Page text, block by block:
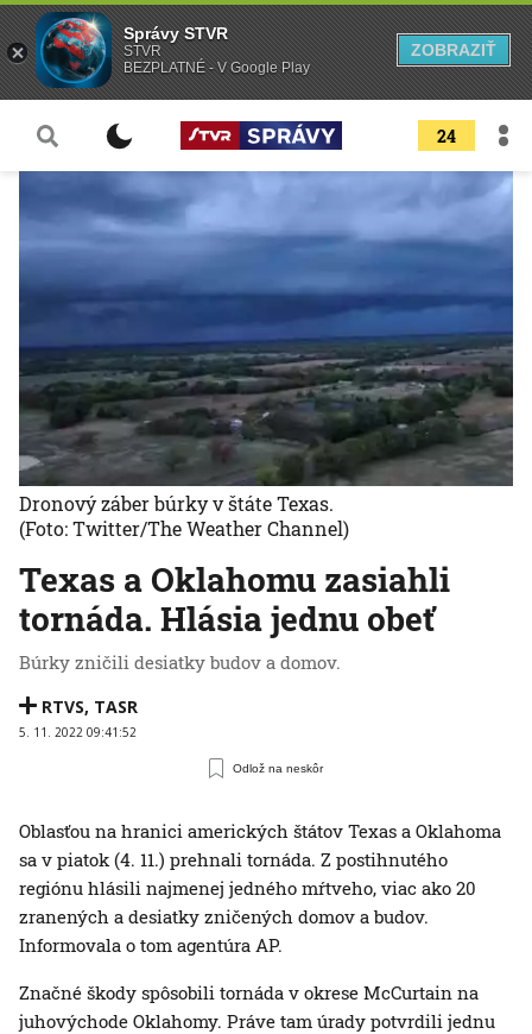
24
Texas a Oklahomu zasiahli
tornáda. Hlásia jednu obeť
Búrky zničili desiatky budov a domov.
RTVS, TASR
5. 11. 2022 09:41:52
Odlož na neskôr
Dronový záber búrky v štáte Texas.
(Foto: Twitter/The Weather Channel)
Oblasťou na hranici amerických štátov Texas a Oklahoma
sa v piatok (4. 11.) prehnali tornáda. Z postihnutého
regiónu hlásili najmenej jedného mŕtveho, viac ako 20
zranených a desiatky zničených domov a budov.
Informovala o tom agentúra AP.
Značné škody spôsobili tornáda v okrese McCurtain na
juhovýchode Oklahomy. Práve tam úrady potvrdili jednu
Správy STVR
STVR
BEZPLATNÉ - V Google Play
ZOBRAZIŤ